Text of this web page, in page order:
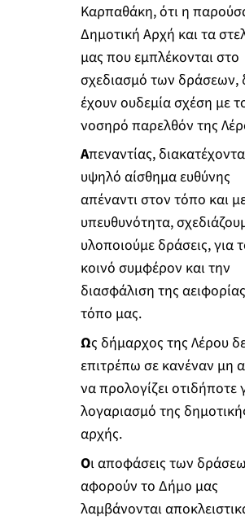
Καρπαθάκη, ότι η
Δημοτική Αρχή και τα
μας που εμπλέκονται στο
σχεδιασμό των δράσεων,
έχουν ουδεμία σχέση με
νοσηρό παρελθόν της
Απεναντίας,
υψηλό αίσθημα ευθύνης
απέναντι στον τόπο και
υπευθυνότητα,
υλοποιούμε δράσεις, για
κοινό συμφέρον και την
διασφάλιση της
τόπο μας.
Ως δήμαρχος της Λέρου
επιτρέπω σε κανέναν μη
να προλογίζει οτιδήποτε
λογαριασμό της
αρχής.
Οι αποφάσεις των
αφορούν το Δήμο μας
λαμβάνονται